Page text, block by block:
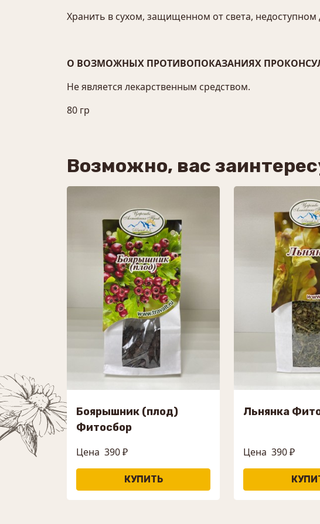
Хранить в сухом, защищенном от света,
О ВОЗМОЖНЫХ ПРОТИВОПОКАЗАНИЯХ
Не является лекарственным средством.
80 гр
Возможно, вас
Боярышник (плод)
Фитосбор
Цена 390 ₽
Льнянка
Цена 390 ₽